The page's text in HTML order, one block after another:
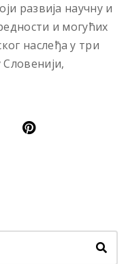
развија научну и
и могућих
наслеђа у три